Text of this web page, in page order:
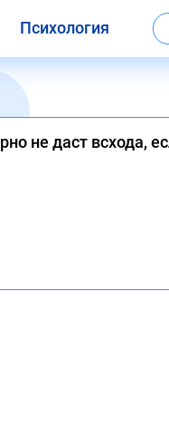
Психология
не даст всхода,